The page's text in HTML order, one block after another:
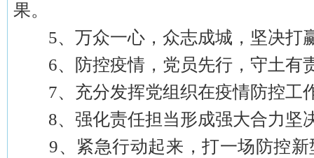
果。
5、万众一心，众志成城，坚决打
6、防控疫情，党员先行，守土有
7、充分发挥党组织在疫情防控工
8、强化责任担当形成强大合力坚
9、紧急行动起来，打一场防控新